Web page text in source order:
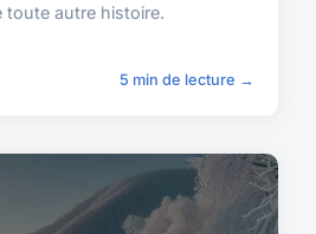
autre histoire.
5 min de lecture →